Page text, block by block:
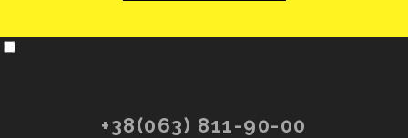
+38(063) 811-90-00